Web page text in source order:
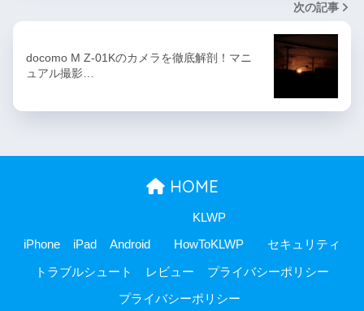
次の記事
docomo M Z-01Kのカメラを徹底解剖！マニ
ュアル撮影…
HOME
iPhone iPad Android
KLWP
HowToKLWP セキュリティ
トラブルシュート レビュー プライバシーポリシー
プライバシーポリシー